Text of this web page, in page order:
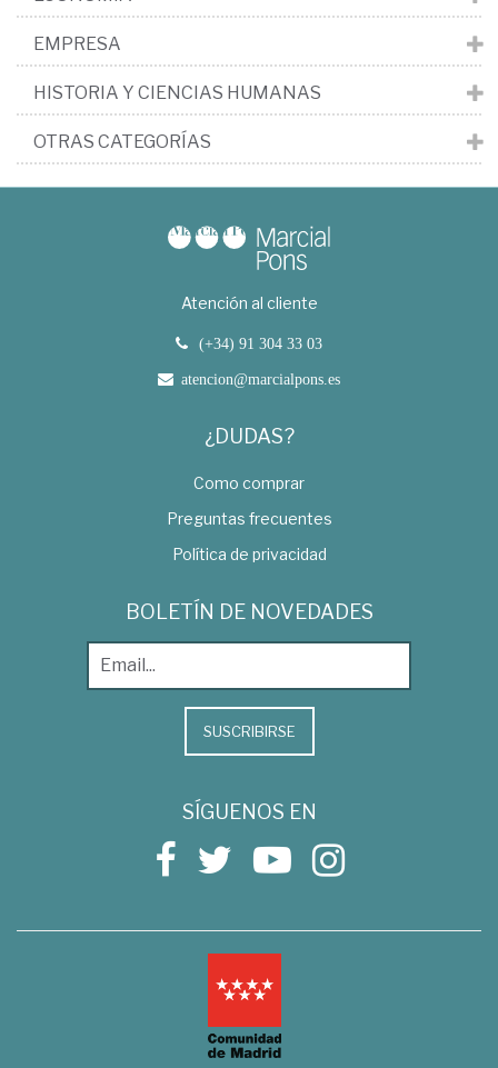
EMPRESA
HISTORIA Y CIENCIAS HUMANAS
OTRAS CATEGORÍAS
Atención al cliente
(+34) 91 304 33 03
atencion@marcialpons.es
¿DUDAS?
Como comprar
Preguntas frecuentes
Política de privacidad
BOLETÍN DE NOVEDADES
SUSCRIBIRSE
SÍGUENOS EN